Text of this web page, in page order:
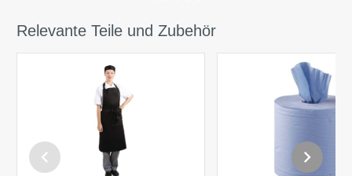
Relevante Teile und Zubehör